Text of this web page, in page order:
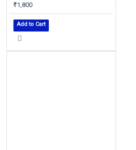
₹1,800
Add to Cart